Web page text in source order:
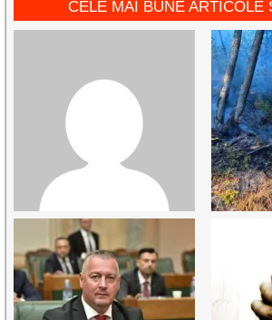
CELE MAI BUNE ARTICOLE